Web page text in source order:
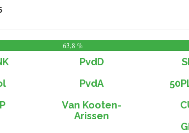
63,8 %
PvdD
PvdA
Van Kooten-
Arissen